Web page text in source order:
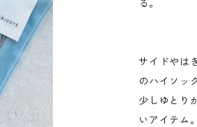
る。
サイドやは
のハイソッ
少しゆとり
いアイテム